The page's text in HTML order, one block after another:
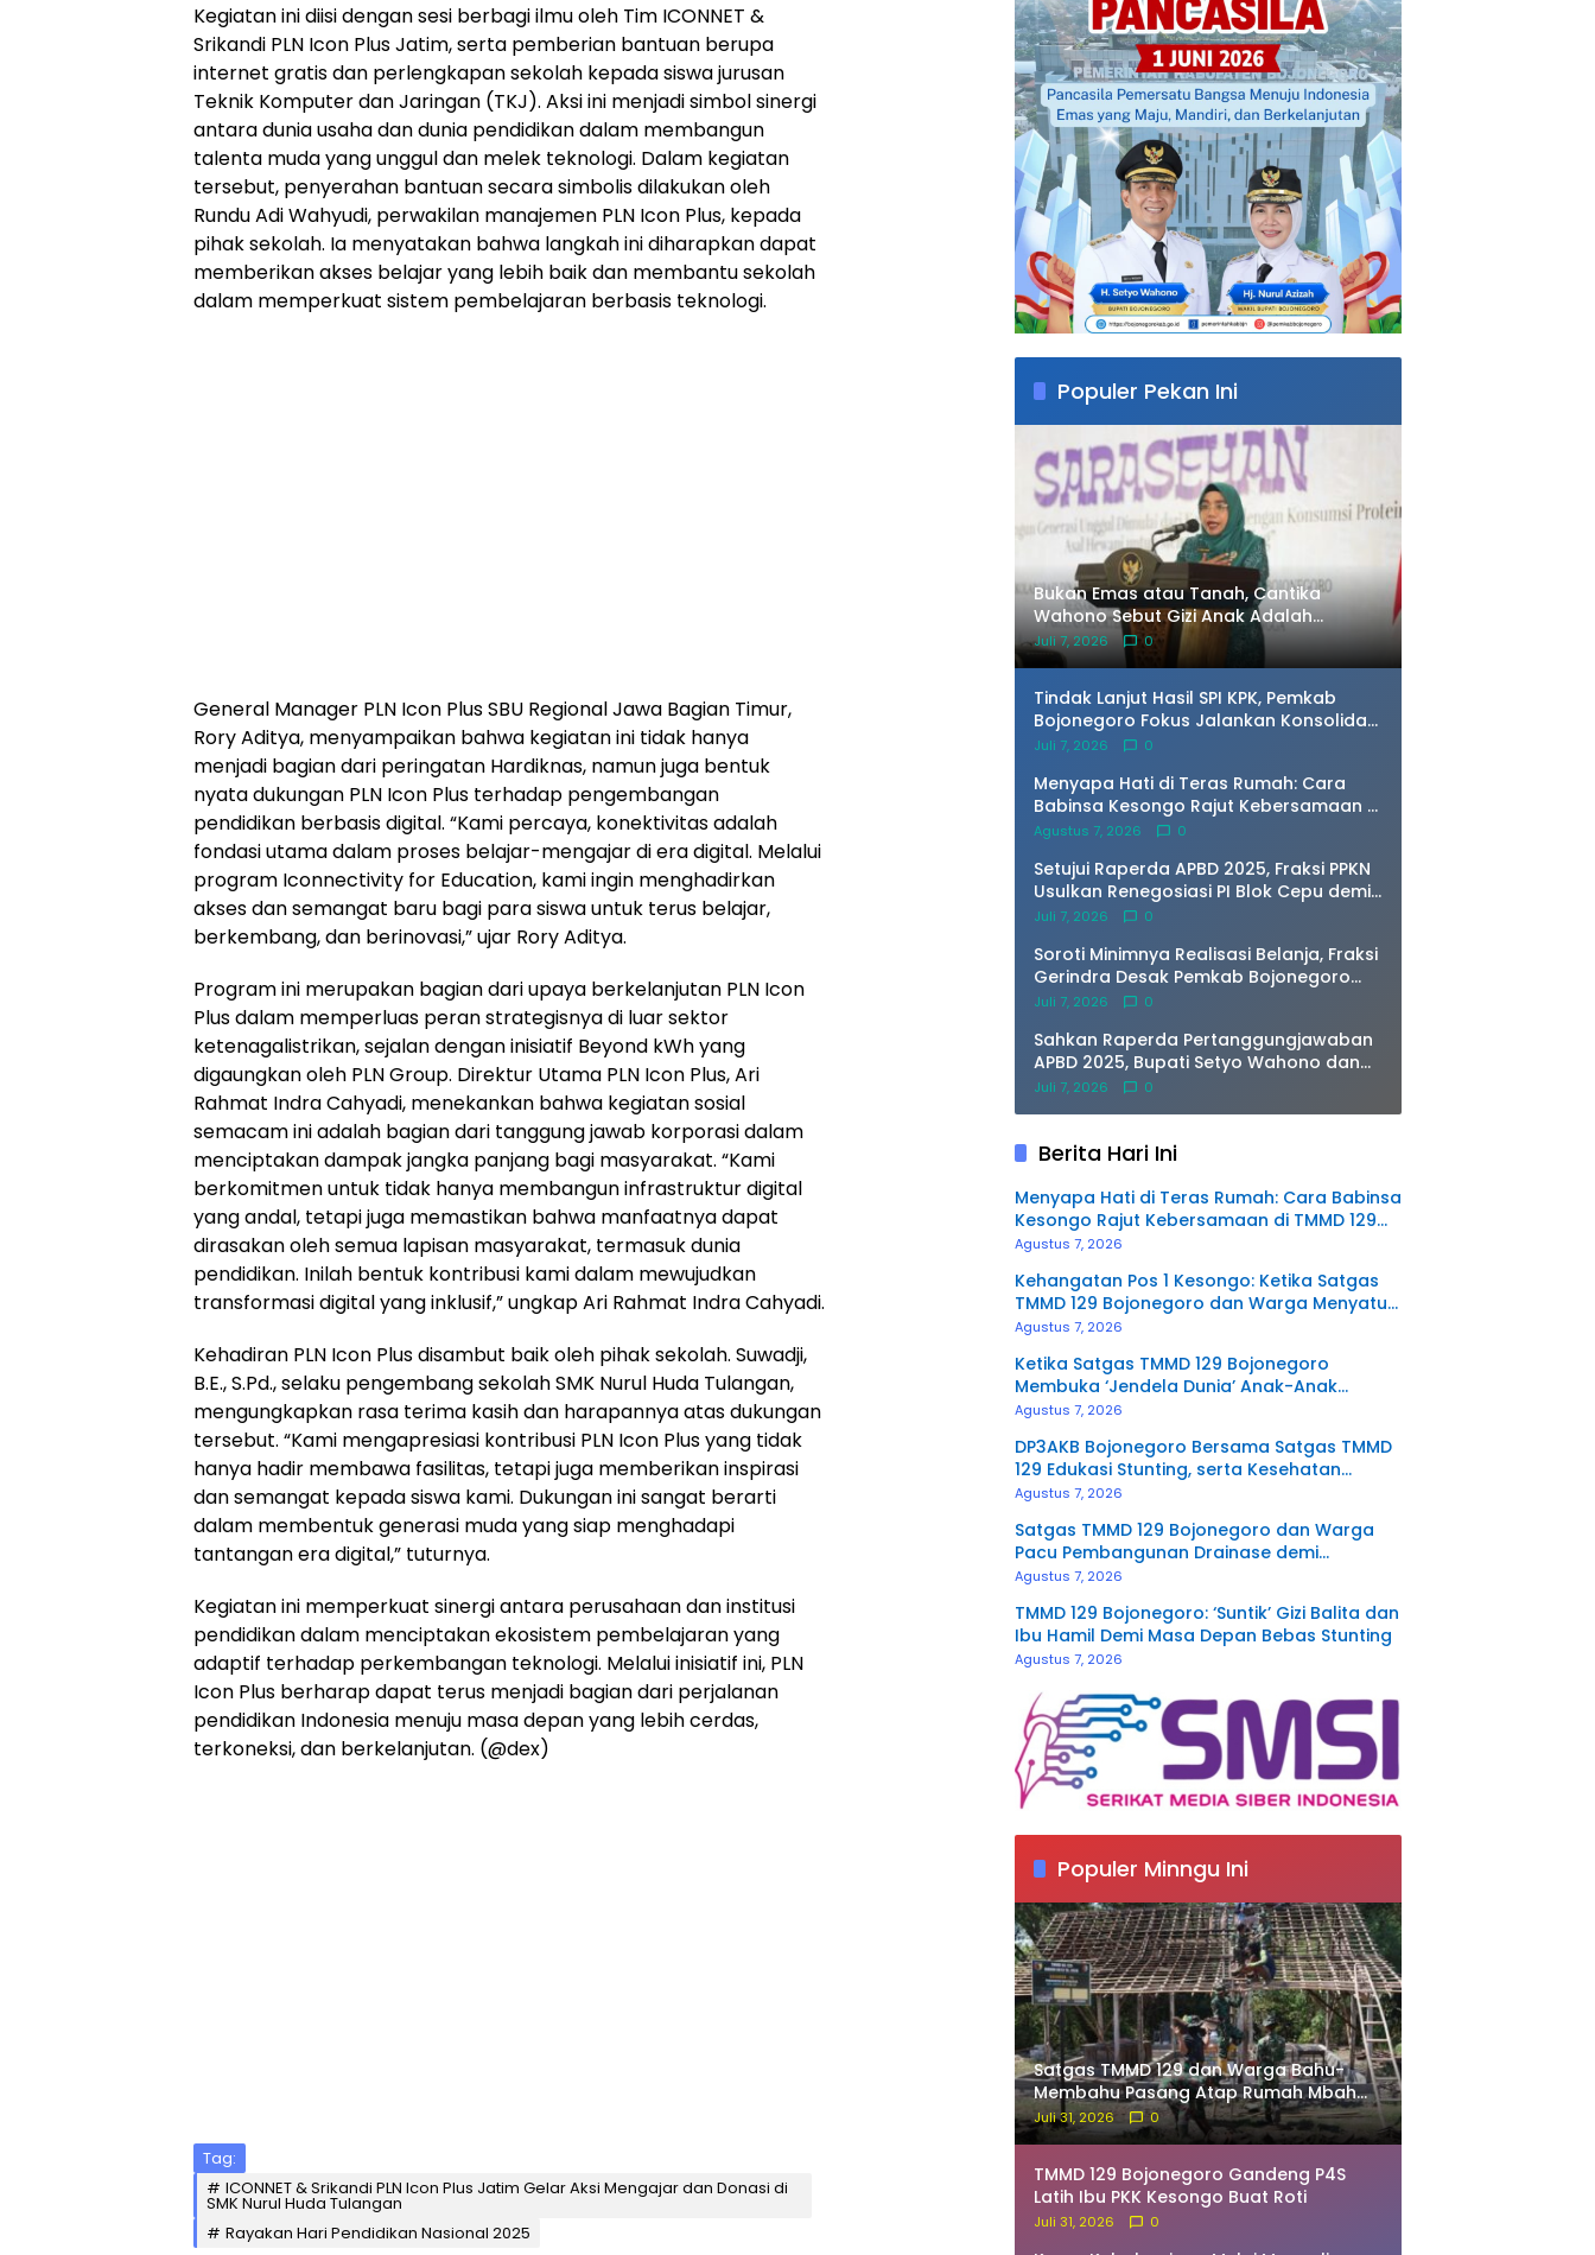
Kegiatan ini diisi dengan sesi berbagi ilmu oleh Tim ICONNET &
Srikandi PLN Icon Plus Jatim, serta pemberian bantuan berupa
internet gratis dan perlengkapan sekolah kepada siswa jurusan
Teknik Komputer dan Jaringan (TKJ). Aksi ini menjadi simbol sinergi
antara dunia usaha dan dunia pendidikan dalam membangun
talenta muda yang unggul dan melek teknologi. Dalam kegiatan
tersebut, penyerahan bantuan secara simbolis dilakukan oleh
Rundu Adi Wahyudi, perwakilan manajemen PLN Icon Plus, kepada
pihak sekolah. Ia menyatakan bahwa langkah ini diharapkan dapat
memberikan akses belajar yang lebih baik dan membantu sekolah
dalam memperkuat sistem pembelajaran berbasis teknologi.
General Manager PLN Icon Plus SBU Regional Jawa Bagian Timur,
Rory Aditya, menyampaikan bahwa kegiatan ini tidak hanya
menjadi bagian dari peringatan Hardiknas, namun juga bentuk
nyata dukungan PLN Icon Plus terhadap pengembangan
pendidikan berbasis digital. “Kami percaya, konektivitas adalah
fondasi utama dalam proses belajar-mengajar di era digital. Melalui
program Iconnectivity for Education, kami ingin menghadirkan
akses dan semangat baru bagi para siswa untuk terus belajar,
berkembang, dan berinovasi,” ujar Rory Aditya.
Program ini merupakan bagian dari upaya berkelanjutan PLN Icon
Plus dalam memperluas peran strategisnya di luar sektor
ketenagalistrikan, sejalan dengan inisiatif Beyond kWh yang
digaungkan oleh PLN Group. Direktur Utama PLN Icon Plus, Ari
Rahmat Indra Cahyadi, menekankan bahwa kegiatan sosial
semacam ini adalah bagian dari tanggung jawab korporasi dalam
menciptakan dampak jangka panjang bagi masyarakat. “Kami
berkomitmen untuk tidak hanya membangun infrastruktur digital
yang andal, tetapi juga memastikan bahwa manfaatnya dapat
dirasakan oleh semua lapisan masyarakat, termasuk dunia
pendidikan. Inilah bentuk kontribusi kami dalam mewujudkan
transformasi digital yang inklusif,” ungkap Ari Rahmat Indra Cahyadi.
Kehadiran PLN Icon Plus disambut baik oleh pihak sekolah. Suwadji,
B.E., S.Pd., selaku pengembang sekolah SMK Nurul Huda Tulangan,
mengungkapkan rasa terima kasih dan harapannya atas dukungan
tersebut. “Kami mengapresiasi kontribusi PLN Icon Plus yang tidak
hanya hadir membawa fasilitas, tetapi juga memberikan inspirasi
dan semangat kepada siswa kami. Dukungan ini sangat berarti
dalam membentuk generasi muda yang siap menghadapi
tantangan era digital,” tuturnya.
Kegiatan ini memperkuat sinergi antara perusahaan dan institusi
pendidikan dalam menciptakan ekosistem pembelajaran yang
adaptif terhadap perkembangan teknologi. Melalui inisiatif ini, PLN
Icon Plus berharap dapat terus menjadi bagian dari perjalanan
pendidikan Indonesia menuju masa depan yang lebih cerdas,
terkoneksi, dan berkelanjutan. (@dex)
Tag:
ICONNET & Srikandi PLN Icon Plus Jatim Gelar Aksi Mengajar dan Donasi di
SMK Nurul Huda Tulangan
Rayakan Hari Pendidikan Nasional 2025
Populer Pekan Ini
Bukan Emas atau Tanah, Cantika
Wahono Sebut Gizi Anak Adalah
Investasi Terbaik untuk Masa Depan
Juli 7, 2026 0
Tindak Lanjut Hasil SPI KPK, Pemkab
Bojonegoro Fokus Jalankan Konsolidasi
Sistemik di 2026
Juli 7, 2026 0
Menyapa Hati di Teras Rumah: Cara
Babinsa Kesongo Rajut Kebersamaan di
TMMD 129 Bojonegoro
Agustus 7, 2026 0
Setujui Raperda APBD 2025, Fraksi PPKN
Usulkan Renegosiasi PI Blok Cepu demi
Dongkrak PAD
Juli 7, 2026 0
Soroti Minimnya Realisasi Belanja, Fraksi
Gerindra Desak Pemkab Bojonegoro
Perbaiki Perencanaan Anggaran saat
Juli 7, 2026 0
Sahkan Raperda Pertanggungjawaban
APBD 2025, Bupati Setyo Wahono dan
Pimpinan DPRD Teken Persetujuan
Juli 7, 2026 0
Berita Hari Ini
Menyapa Hati di Teras Rumah: Cara Babinsa
Kesongo Rajut Kebersamaan di TMMD 129
Bojonegoro
Agustus 7, 2026
Kehangatan Pos 1 Kesongo: Ketika Satgas
TMMD 129 Bojonegoro dan Warga Menyatu
Tanpa Sekat
Agustus 7, 2026
Ketika Satgas TMMD 129 Bojonegoro
Membuka ‘Jendela Dunia’ Anak-Anak
Kesongo
Agustus 7, 2026
DP3AKB Bojonegoro Bersama Satgas TMMD
129 Edukasi Stunting, serta Kesehatan
Reproduksi di Kesongo
Agustus 7, 2026
Satgas TMMD 129 Bojonegoro dan Warga
Pacu Pembangunan Drainase demi
Keawetan Jalan Desa
Agustus 7, 2026
TMMD 129 Bojonegoro: ‘Suntik’ Gizi Balita dan
Ibu Hamil Demi Masa Depan Bebas Stunting
Agustus 7, 2026
Populer Minngu Ini
Satgas TMMD 129 dan Warga Bahu-
Membahu Pasang Atap Rumah Mbah
Kardo
Juli 31, 2026 0
TMMD 129 Bojonegoro Gandeng P4S
Latih Ibu PKK Kesongo Buat Roti
Juli 31, 2026 0